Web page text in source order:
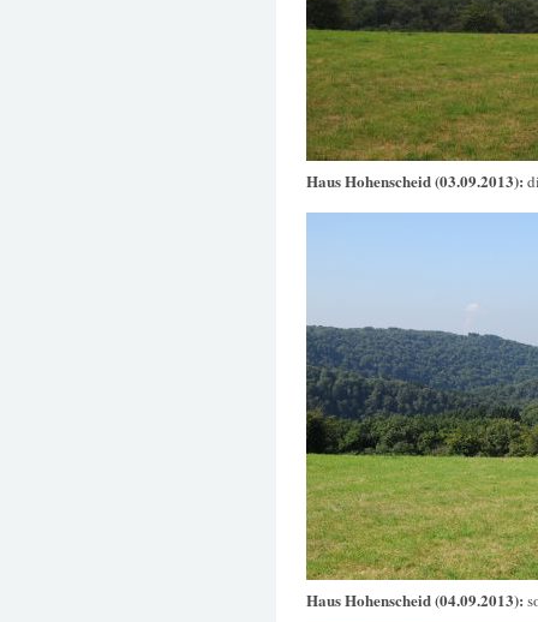
Haus Hohenscheid (03.09.2013):
Haus Hohenscheid (04.09.2013):